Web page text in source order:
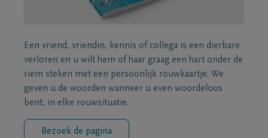
Een vriend, vriendin, kennis of collega is een dierbare
verloren en u wilt hem of haar graag een hart onder de
riem steken met een persoonlijk rouwkaartje. We
geven u de woorden wanneer u even woordeloos
bent, in elke rouwsituatie.
Bezoek de pagina